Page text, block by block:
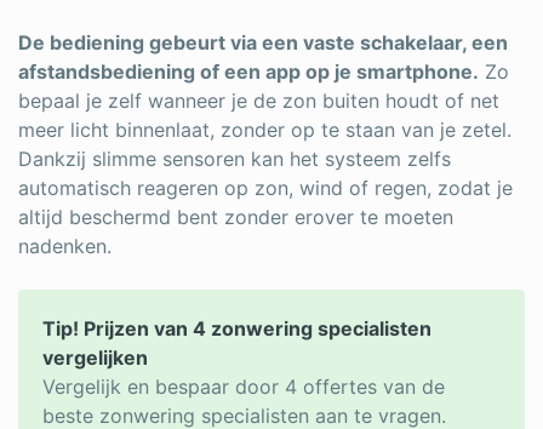
De bediening gebeurt via een vaste schakelaar, een
afstandsbediening of een app op je smartphone. Zo
bepaal je zelf wanneer je de zon buiten houdt of net
meer licht binnenlaat, zonder op te staan van je zetel.
Dankzij slimme sensoren kan het systeem zelfs
automatisch reageren op zon, wind of regen, zodat je
altijd beschermd bent zonder erover te moeten
nadenken.
Tip! Prijzen van 4 zonwering specialisten
vergelijken
Vergelijk en bespaar door 4 offertes van de
beste zonwering specialisten aan te vragen.